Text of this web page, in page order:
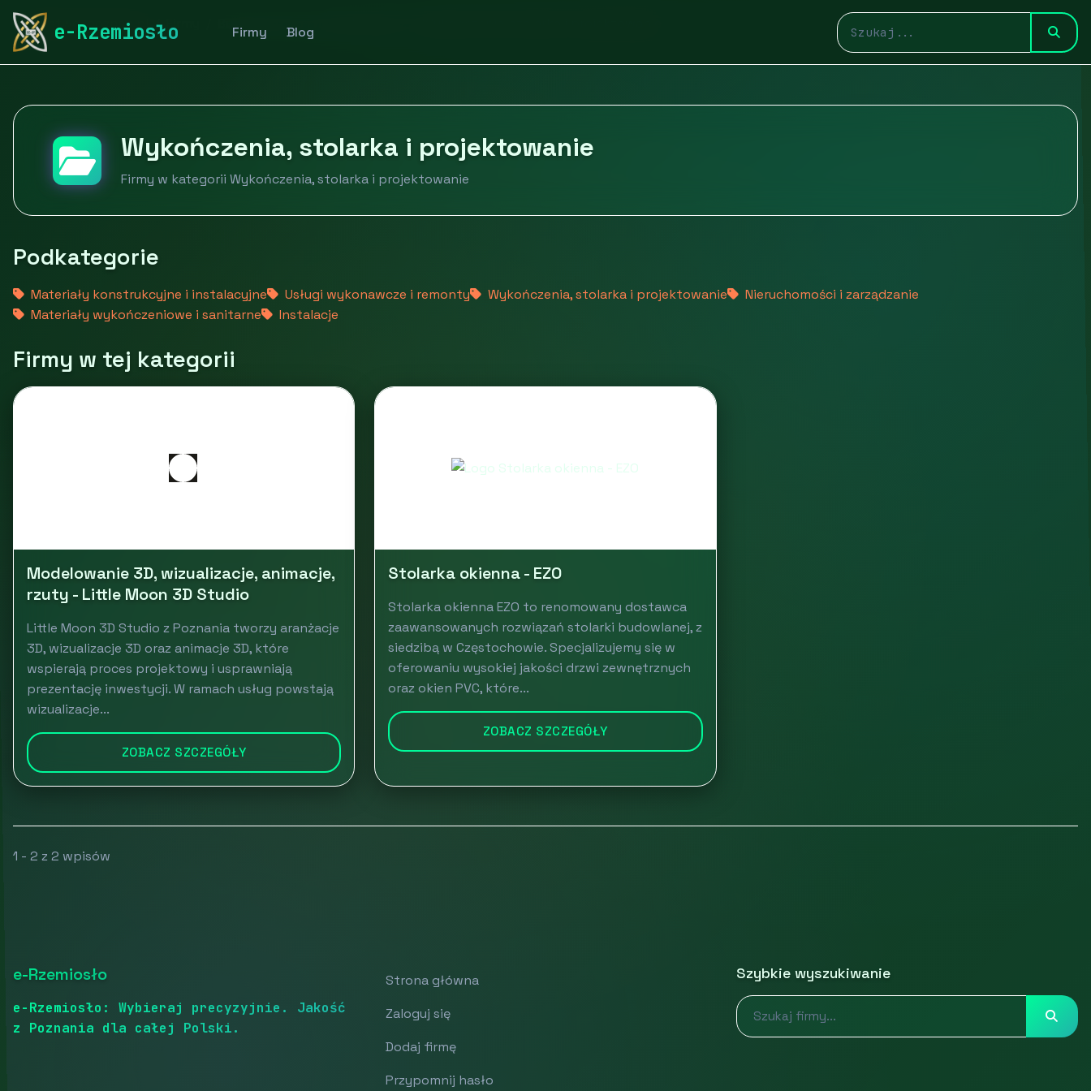
e-Rzemiosło Firmy Blog
rymarstwo-poznan.pl
Wykończenia, stolarka i projektowanie
Firmy w kategorii Wykończenia, stolarka i projektowanie
Podkategorie
Materiały konstrukcyjne i instalacyjne Usługi wykonawcze i remonty Wykończenia, stolarka i projektowanie
Nieruchomości i zarządzanie
Materiały wykończeniowe i sanitarne
Instalacje
Firmy w tej kategorii
Modelowanie 3D, wizualizacje, animacje,
rzuty - Little Moon 3D Studio
Little Moon 3D Studio z Poznania tworzy aranżacje
3D, wizualizacje 3D oraz animacje 3D, które
wspierają proces projektowy i usprawniają
prezentację inwestycji. W ramach usług powstają
wizualizacje...
ZOBACZ SZCZEGÓŁY
Stolarka okienna - EZO
Stolarka okienna EZO to renomowany dostawca
zaawansowanych rozwiązań stolarki budowlanej, z
siedzibą w Częstochowie. Specjalizujemy się w
oferowaniu wysokiej jakości drzwi zewnętrznych
oraz okien PVC, które...
ZOBACZ SZCZEGÓŁY
1 - 2 z 2 wpisów
e-Rzemiosło
e-Rzemiosło: Wybieraj precyzyjnie. Jakość
z Poznania dla całej Polski.
Strona główna
Zaloguj się
Dodaj firmę
Przypomnij hasło
Szybkie wyszukiwanie